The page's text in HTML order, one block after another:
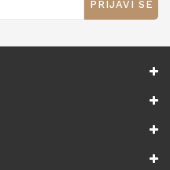
PRIJAVI SE